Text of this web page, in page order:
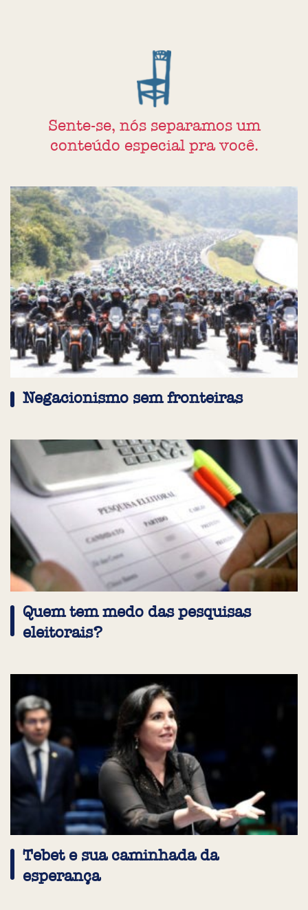
Sente-se, nós separamos um
conteúdo especial pra você.
Negacionismo sem fronteiras
Quem tem medo das pesquisas
eleitorais?
Tebet e sua caminhada da
esperança